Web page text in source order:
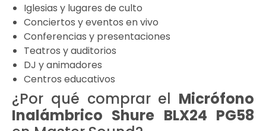
Iglesias y lugares de culto
Conciertos y eventos en vivo
Conferencias y presentaciones
Teatros y auditorios
DJ y animadores
Centros educativos
¿Por qué comprar el Micrófono
Inalámbrico Shure BLX24 PG58